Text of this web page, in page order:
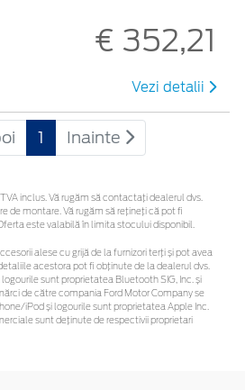
€ 352,21
Vezi detalii
1 Inainte
inclus. Vă rugăm să contactaţi dealerul dvs.
de montare. Vă rugăm să rețineți că pot fi
este valabilă în limita stocului disponibil.
alese cu grijă de la furnizori terți și pot avea
acestora pot fi obținute de la dealerul dvs.
sunt proprietatea Bluetooth SIG, Inc. și
de către compania Ford Motor Company se
iPod și logourile sunt proprietatea Apple Inc.
sunt deținute de respectivii proprietari